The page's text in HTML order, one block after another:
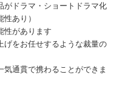
がドラマ・ショートドラマ化
あり）
性があります
げをお任せするような裁量の
気通貫で携わることができま